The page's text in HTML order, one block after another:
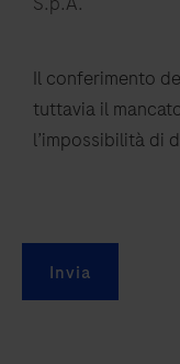
Il conferimento
tuttavia il
l’impossibilità di
Invia